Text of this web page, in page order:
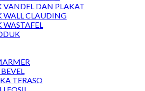
VANDEL DAN PLAKAT
WALL CLAUDING
WASTAFEL
TERASO